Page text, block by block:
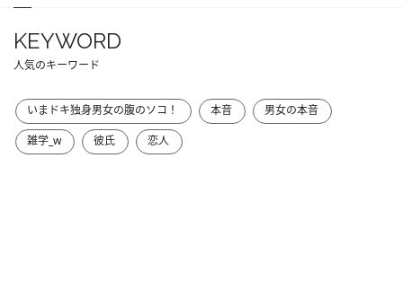
KEYWORD
人気のキーワード
いまドキ独身男女の腹のソコ！ 本音
男女の本音
雑学_w
彼氏 恋人